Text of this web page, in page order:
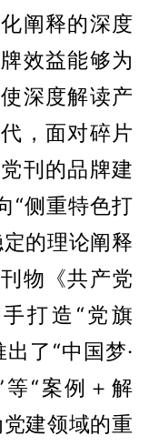
阐释的深度
效益能够为
深度解读产
，面对碎片
刊的品牌建
“侧重特色打
的理论阐释
物《共产党
打造“党旗
了“中国梦·
等“案例＋解
建领域的重